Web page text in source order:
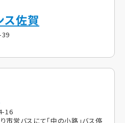
ス佐賀
16
市営バスにて「中の小路」バス停